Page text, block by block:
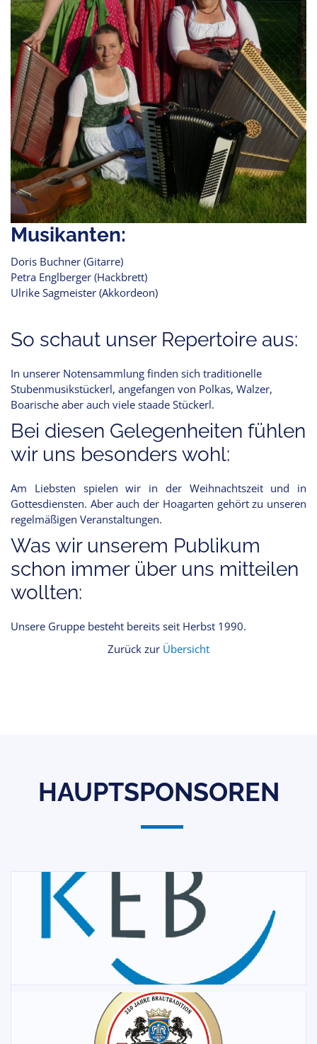
Musikanten:
Doris Buchner (Gitarre)
Petra Englberger (Hackbrett)
Ulrike Sagmeister (Akkordeon)
So schaut unser Repertoire aus:
In unserer Notensammlung finden sich traditionelle
Stubenmusikstückerl, angefangen von Polkas, Walzer,
Boarische aber auch viele staade Stückerl.
Bei diesen Gelegenheiten fühlen
wir uns besonders wohl:
Am Liebsten spielen wir in der Weihnachtszeit und in
Gottesdiensten. Aber auch der Hoagarten gehört zu unseren
regelmäßigen Veranstaltungen.
Was wir unserem Publikum
schon immer über uns mitteilen
wollten:
Unsere Gruppe besteht bereits seit Herbst 1990.
Zurück zur Übersicht
HAUPTSPONSOREN